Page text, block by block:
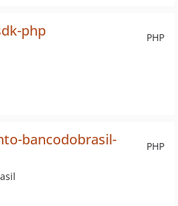
PHP
php
PHP
bancodobrasil-